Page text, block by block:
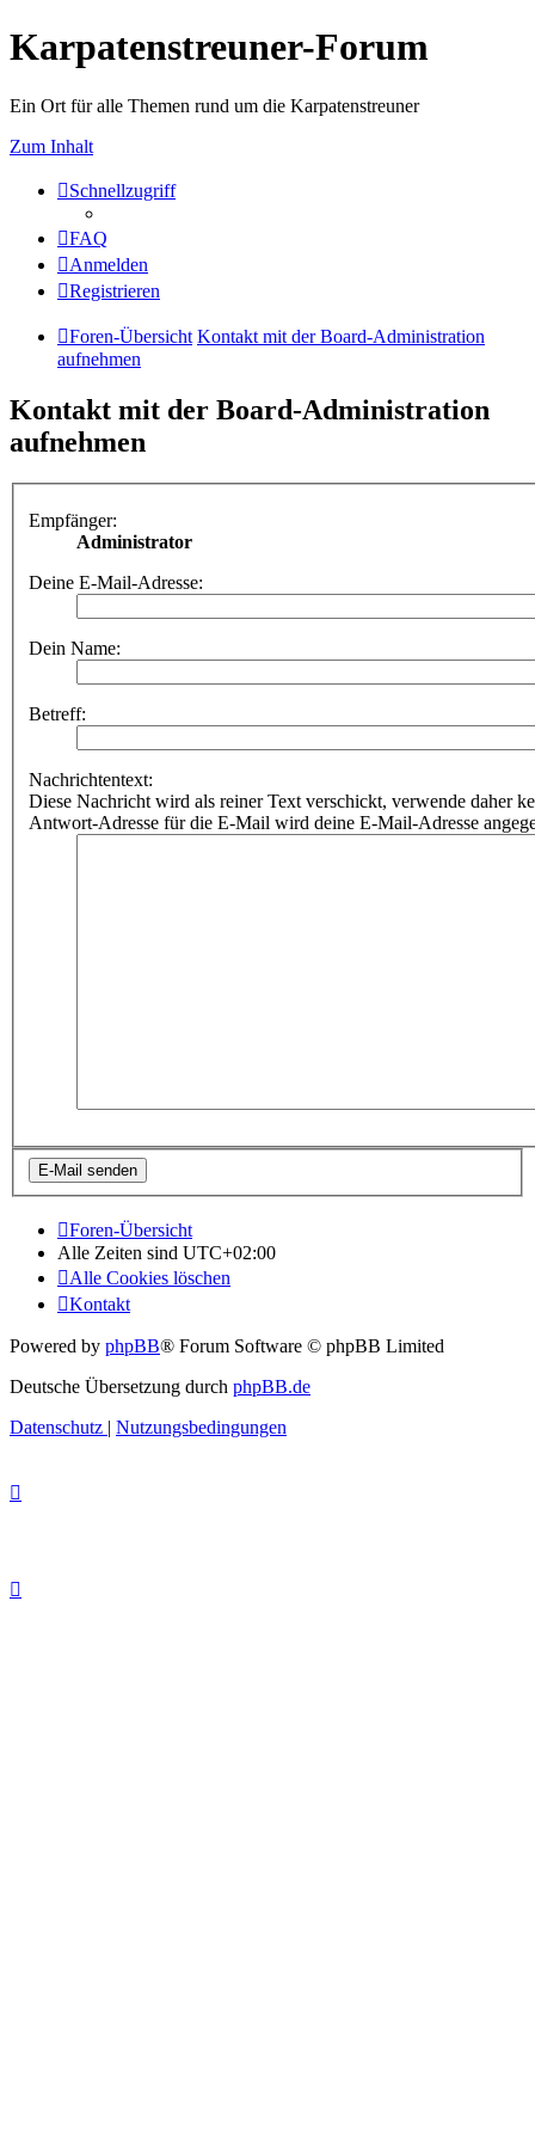
Karpatenstreuner-Forum
Ein Ort für alle Themen rund um die Karpatenstreuner
Zum Inhalt
Schnellzugriff
FAQ
Anmelden
Registrieren
Foren-Übersicht Kontakt mit der Board-Administration
aufnehmen
Kontakt mit der Board-Administration
aufnehmen
Empfänger:
Administrator
Deine E-Mail-Adresse:
Dein Name:
Betreff:
Nachrichtentext:
Diese Nachricht wird als reiner Text verschickt, verwende daher
Antwort-Adresse für die E-Mail wird deine E-Mail-Adresse
Foren-Übersicht
Alle Zeiten sind UTC+02:00
Alle Cookies löschen
Kontakt
Powered by phpBB® Forum Software © phpBB Limited
Deutsche Übersetzung durch phpBB.de
Datenschutz | Nutzungsbedingungen